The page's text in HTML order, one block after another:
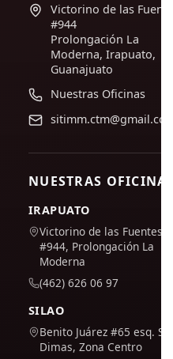
Victorino de las Fuentes
#944
Prolongación La
Moderna, Irapuato,
Guanajuato
Nuestras Oficinas
sitimm.ctm@gmail.com
NUESTRAS OFICINAS
IRAPUATO
Victorino de las Fuentes
#944, Prolongación La
Moderna
(462) 626 06 97
SILAO
Benito Juárez #65 esq. San
Dimas, Zona Centro